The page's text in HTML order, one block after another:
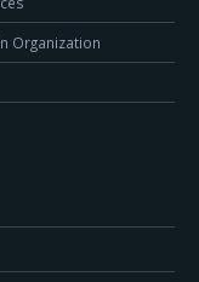
Organization